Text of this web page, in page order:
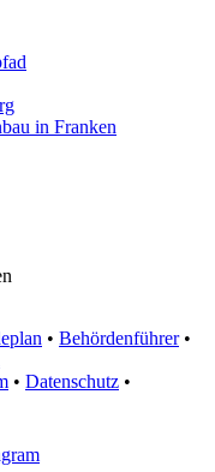
in Franken
• Behördenführer •
• Datenschutz •